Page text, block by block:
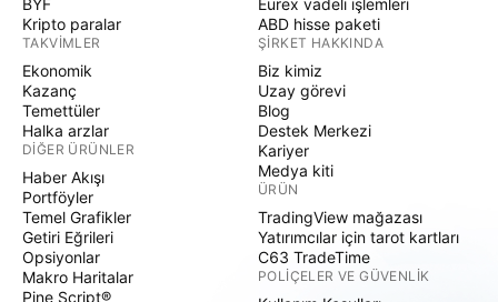
BYF
Kripto paralar
TAKVIMLER
Ekonomik
Kazanç
Temettüler
Halka arzlar
DIĞER ÜRÜNLER
Haber Akışı
Portföyler
Temel Grafikler
Getiri Eğrileri
Opsiyonlar
Makro Haritalar
Pine Script®
Eurex vadeli işlemleri
ABD hisse paketi
ŞIRKET HAKKINDA
Biz kimiz
Uzay görevi
Blog
Destek Merkezi
Kariyer
Medya kiti
ÜRÜN
TradingView mağazası
Yatırımcılar için tarot kartları
C63 TradeTime
POLIÇELER VE GÜVENLIK